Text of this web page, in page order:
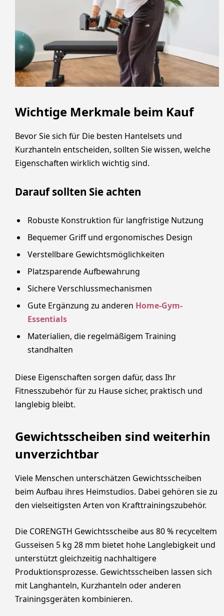
Wichtige Merkmale beim Kauf
Bevor Sie sich für Die besten Hantelsets und
Kurzhanteln entscheiden, sollten Sie wissen, welche
Eigenschaften wirklich wichtig sind.
Darauf sollten Sie achten
Robuste Konstruktion für langfristige Nutzung
Bequemer Griff und ergonomisches Design
Verstellbare Gewichtsmöglichkeiten
Platzsparende Aufbewahrung
Sichere Verschlussmechanismen
Gute Ergänzung zu anderen Home-Gym-
Essentials
Materialien, die regelmäßigem Training
standhalten
Diese Eigenschaften sorgen dafür, dass Ihr
Fitnesszubehör für zu Hause sicher, praktisch und
langlebig bleibt.
Gewichtsscheiben sind weiterhin
unverzichtbar
Viele Menschen unterschätzen Gewichtsscheiben
beim Aufbau ihres Heimstudios. Dabei gehören sie zu
den vielseitigsten Arten von Krafttrainingszubehör.
Die CORENGTH Gewichtsscheibe aus 80 % recyceltem
Gusseisen 5 kg 28 mm bietet hohe Langlebigkeit und
unterstützt gleichzeitig nachhaltigere
Produktionsprozesse. Gewichtsscheiben lassen sich
mit Langhanteln, Kurzhanteln oder anderen
Trainingsgeräten kombinieren.